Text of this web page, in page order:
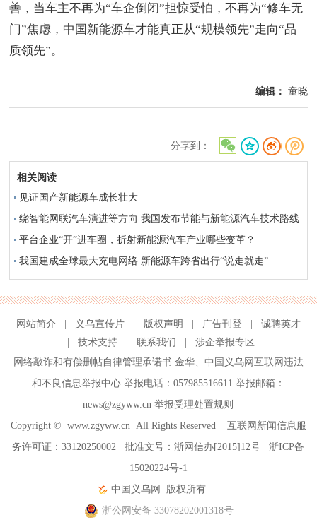
善，当车主不再为“车企倒闭”担惊受怕，不再为“修车无
门”焦虑，中国新能源车才能真正从“规模领先”走向“品
质领先”。
编辑： 童晓
分享到：
相关阅读
见证国产新能源车成长壮大
绕智能网联汽车演进等方向 我国发布节能与新能源汽车技术路线
图3.0
平台企业“开”进车圈，折射新能源汽车产业哪些变革？
我国建成全球最大充电网络 新能源车跨省出行“说走就走”
网站简介 义乌宣传片 版权声明 广告刊登
诚聘英才
技术支持 联系我们
涉企举报专区
网络敲诈和有偿删帖自律管理承诺书 金华、 中国义乌网互联网违法
和不良信息举报中心举报电话：057985516611 举报邮箱：
news@zgyww.cn举报受理处置规则
Copyright © www.zgyww.cnAll Rights Reserved 互联网新闻信息服
务许可证：33120250002 批准文号：浙网信办[2015]12号浙ICP备
15020224号-1
中国义乌网
版权所有
浙公网安备 33078202001318号